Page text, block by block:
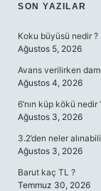
SON YAZILAR
Koku büyüsü nedir ?
Ağustos 5, 2026
Avans verilirken
Ağustos 4, 2026
6’nın küp kökü nedir
Ağustos 3, 2026
3.2’den neler
Ağustos 3, 2026
Barut kaç TL ?
Temmuz 30, 2026